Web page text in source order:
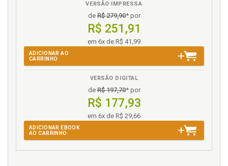
VERSÃO IMPRESSA
deR$ 279,90* por
R$ 251,91
em 6x de R$ 41,99
ADICIONAR AO
CARRINHO
VERSÃO DIGITAL
deR$ 197,70* por
R$ 177,93
em 6x de R$ 29,66
ADICIONAR EBOOK
AO CARRINHO